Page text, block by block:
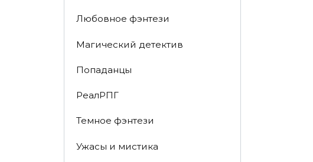
Любовное фэнтези
Магический детектив
Попаданцы
РеалРПГ
Темное фэнтези
Ужасы и мистика